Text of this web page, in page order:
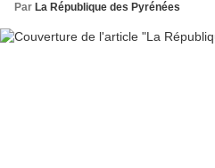
Par La République des Pyrénées